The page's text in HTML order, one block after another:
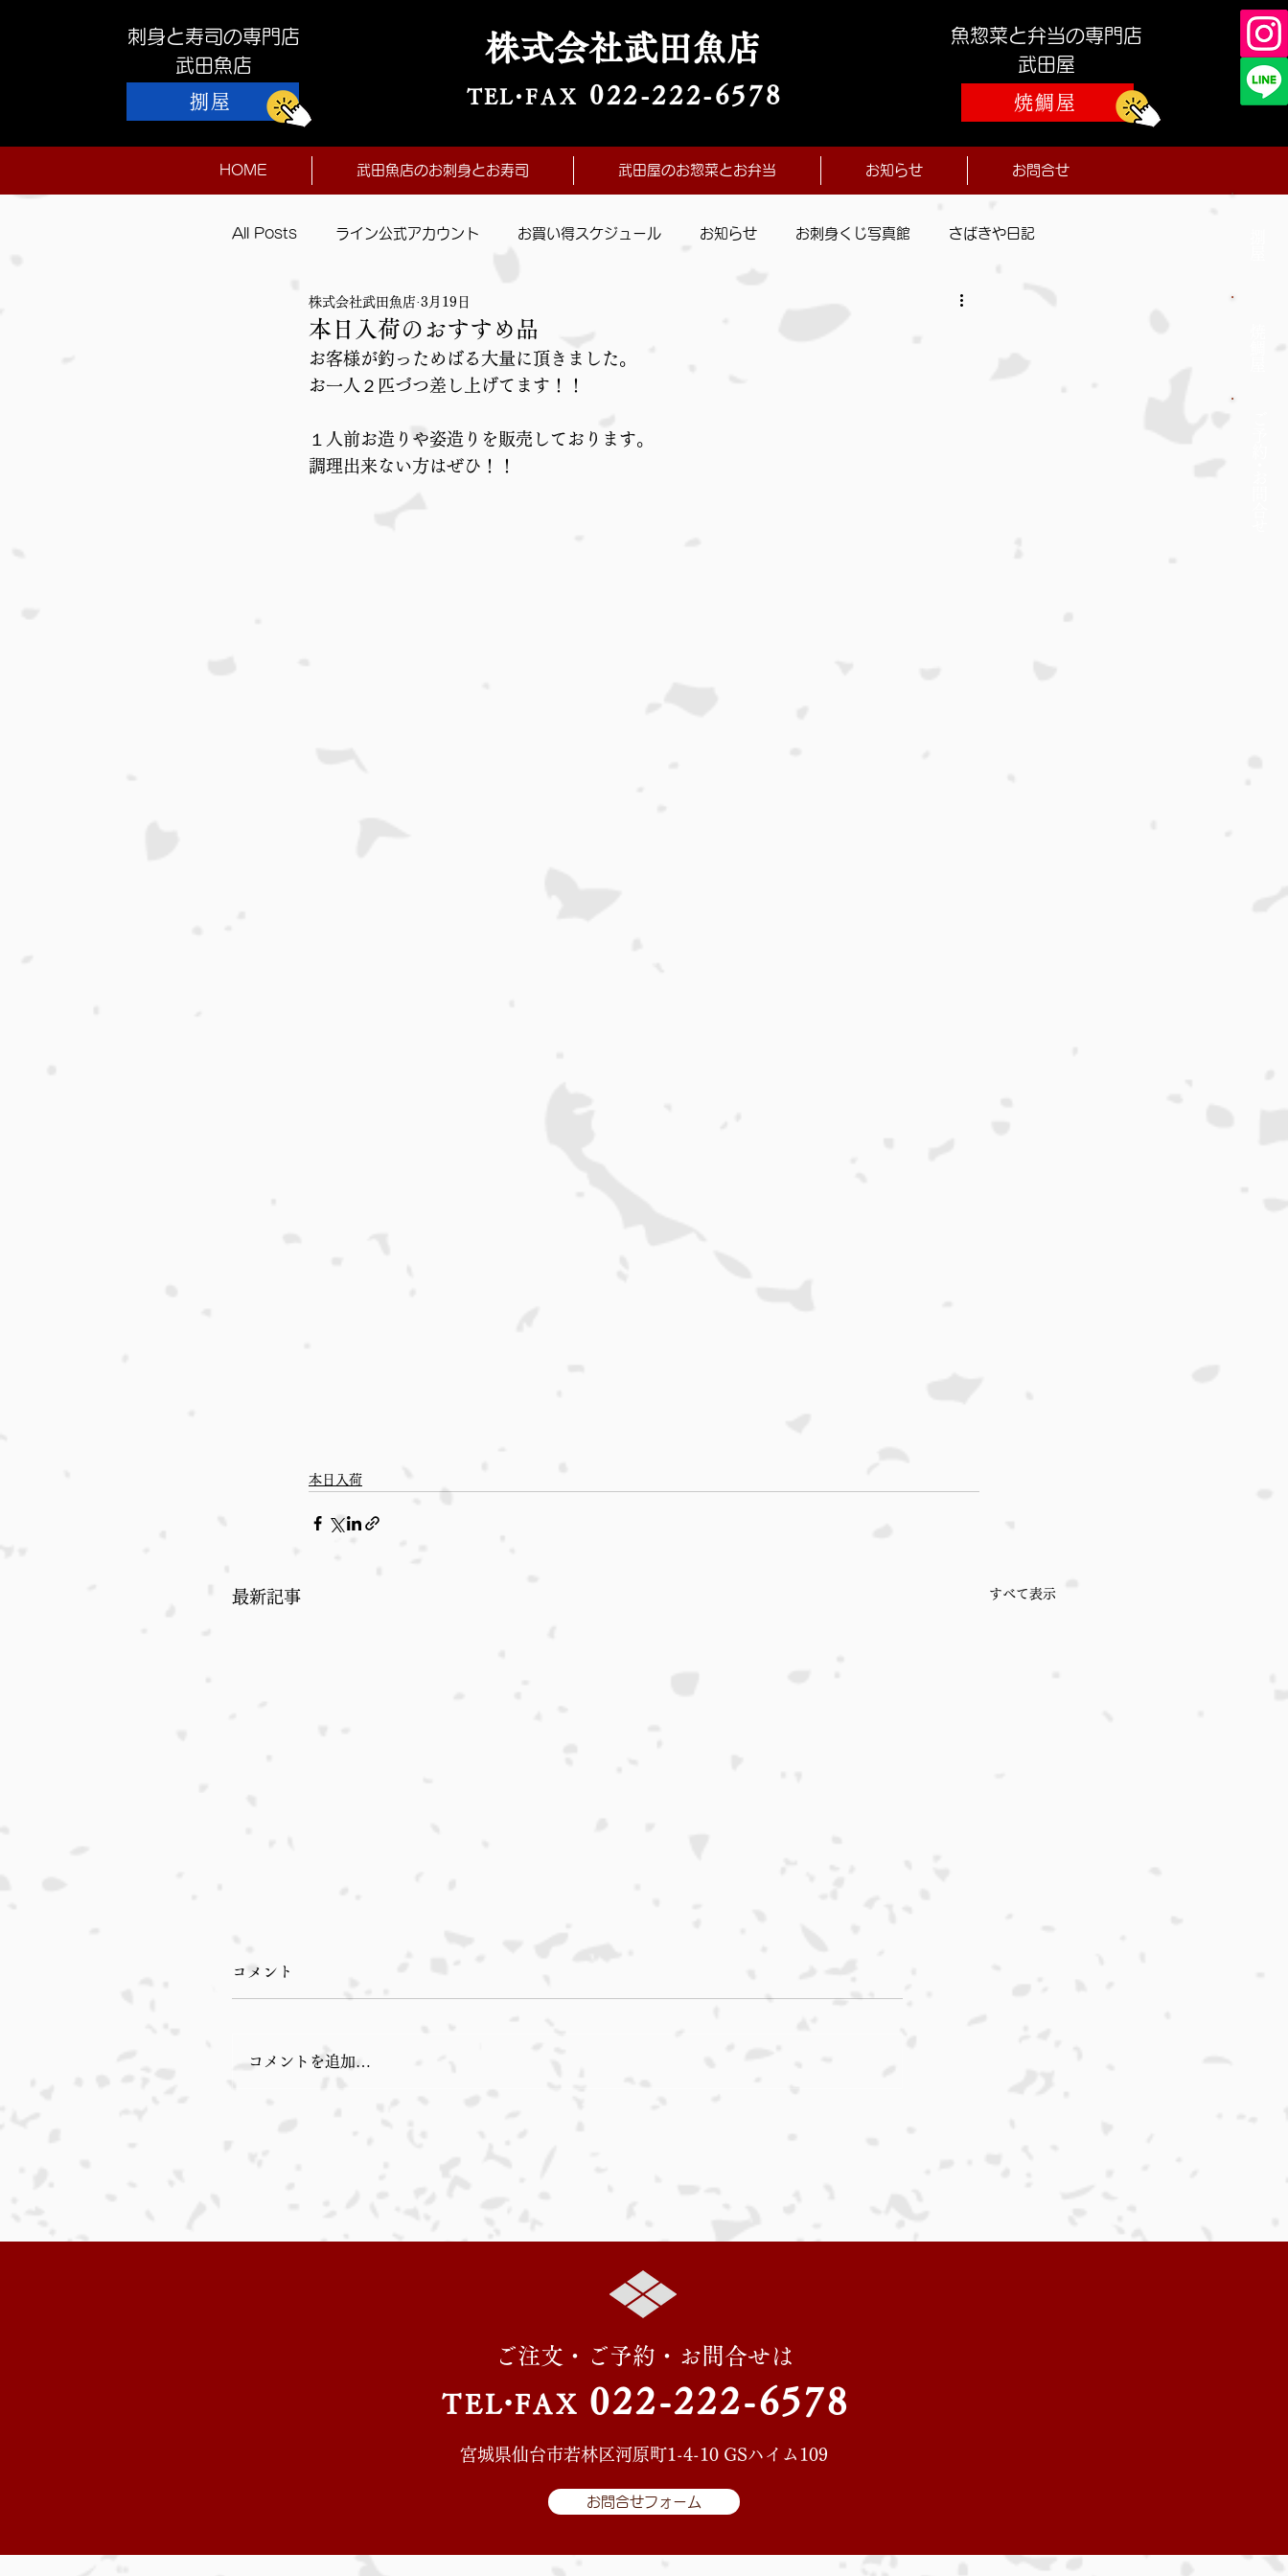
刺身と寿司の専門店
​武田魚店
捌屋
株式会社武田魚店
TEL・FAX 022-222-6578
魚惣菜と弁当の専門店
​武田屋
焼鯛屋
HOME 武田魚店のお刺身とお寿司 武田屋のお惣菜とお弁当 お知らせ お問合せ
All Posts ライン公式アカウント お買い得スケジュール お知らせ お刺身くじ写真館 さばきや日記
本日入荷
本日入荷のおすすめ品
株式会社武田魚店 3月19日
お客様が釣っためばる大量に頂きました。
お一人２匹づつ差し上げてます！！
１人前お造りや姿造りを販売しております。
調理出来ない方はぜひ！！
本日入荷
最新記事 すべて表示
コメント
コメントを追加…
ご注文・ご予約・お問合せは
TEL・FAX 022-222-6578
宮城県仙台市若林区河原町1-4-10 GSハイム109
お問合せフォーム